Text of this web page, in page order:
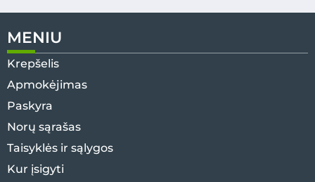
MENIU
Krepšelis
Apmokėjimas
Paskyra
Norų sąrašas
Taisyklės ir sąlygos
Kur įsigyti